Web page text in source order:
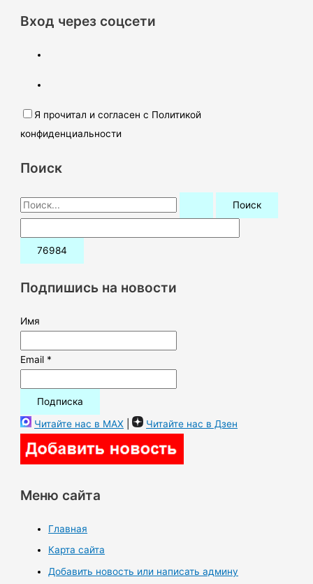
Вход через соцсети
Я прочитал и согласен с Политикой
конфиденциальности
Поиск
П
о
и
:Подпишись на новости
Имя
Email *
Читайте нас в MAX | Читайте нас в Дзен
Меню сайта
Главная
Карта сайта
Добавить новость или написать админу